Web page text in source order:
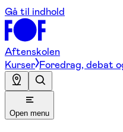
Gå til indhold
Aftenskolen
Kurser Foredrag, debat
Open menu